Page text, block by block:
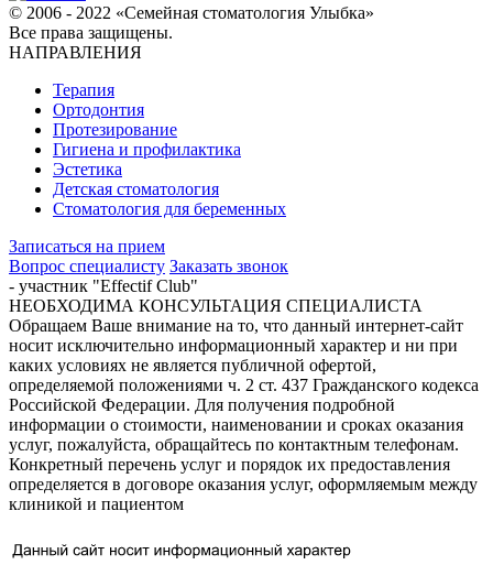
© 2006 - 2022 «Семейная стоматология Улыбка»
Все права защищены.
НАПРАВЛЕНИЯ
Терапия
Ортодонтия
Протезирование
Гигиена и профилактика
Эстетика
Детская стоматология
Стоматология для беременных
Записаться на прием
Вопрос специалисту Заказать звонок
- участник "Effectif Club"
НЕОБХОДИМА КОНСУЛЬТАЦИЯ СПЕЦИАЛИСТА
Обращаем Ваше внимание на то, что данный интернет-сайт
носит исключительно информационный характер и ни при
каких условиях не является публичной офертой,
определяемой положениями ч. 2 ст. 437 Гражданского кодекса
Российской Федерации. Для получения подробной
информации о стоимости, наименовании и сроках оказания
услуг, пожалуйста, обращайтесь по контактным телефонам.
Конкретный перечень услуг и порядок их предоставления
определяется в договоре оказания услуг, оформляемым между
клиникой и пациентом